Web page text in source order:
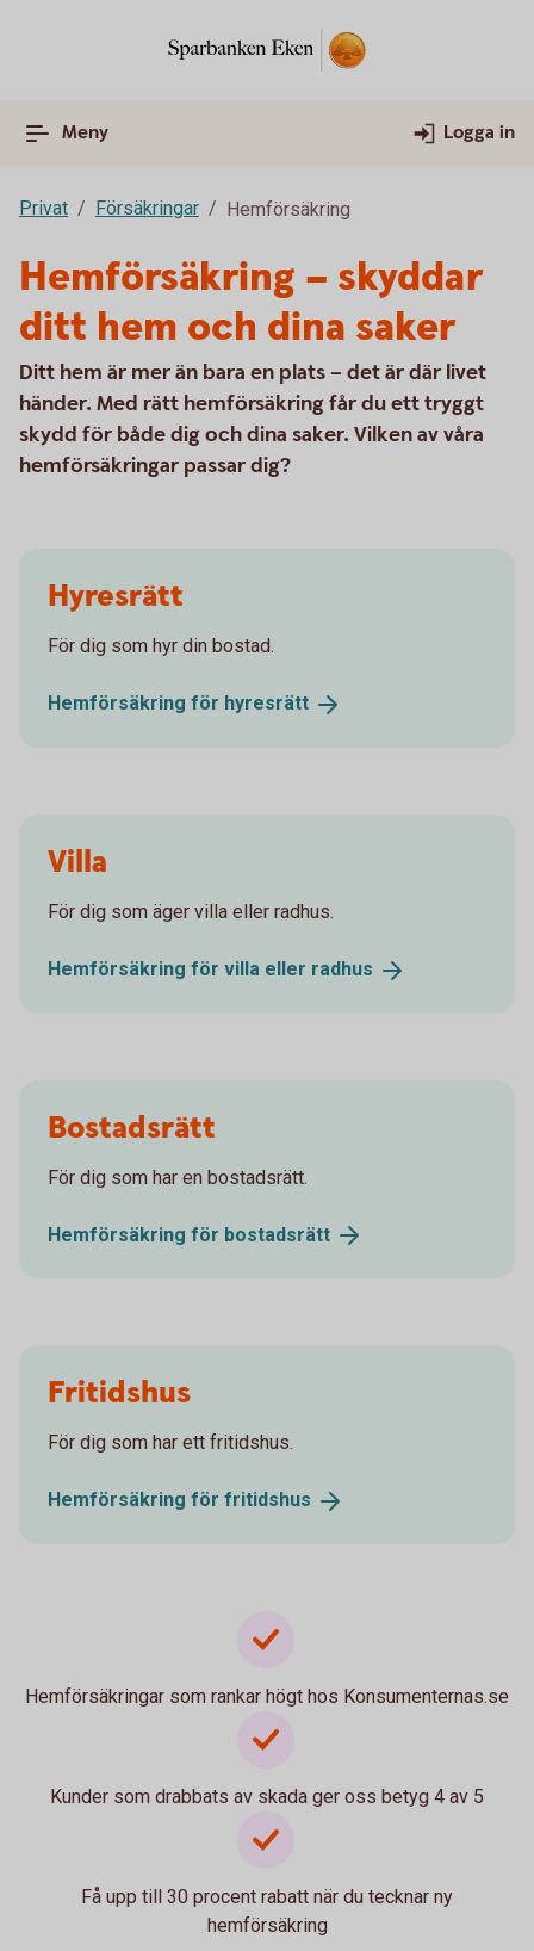
Meny Logga in
Privat Försäkringar Hemförsäkring
Hemförsäkring – skyddar
ditt hem och dina saker
Ditt hem är mer än bara en plats – det är där livet
händer. Med rätt hemförsäkring får du ett tryggt
skydd för både dig och dina saker. Vilken av våra
hemförsäkringar passar dig?
Hyresrätt
För dig som hyr din bostad.
Hemförsäkring för hyresrätt
Villa
För dig som äger villa eller radhus.
Hemförsäkring för villa eller radhus
Bostadsrätt
För dig som har en bostadsrätt.
Hemförsäkring för bostadsrätt
Fritidshus
För dig som har ett fritidshus.
Hemförsäkring för fritidshus
Hemförsäkringar som rankar högt hos Konsumenternas.se
Kunder som drabbats av skada ger oss betyg 4 av 5
Få upp till 30 procent rabatt när du tecknar ny
hemförsäkring